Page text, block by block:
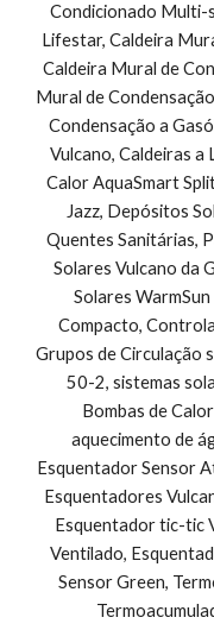
Condicionado Multi-
Lifestar, Caldeira
Caldeira Mural de
Mural de
Condensação a
Vulcano, Caldeiras a
Calor AquaSmart
Jazz, Depósitos
Quentes Sanitárias,
Solares Vulcano da
Solares
Compacto,
Grupos de Circulação
50-2, sistemas
Bombas de
aquecimento de
Esquentador Sensor
Esquentadores
Esquentador tic-tic
Ventilado,
Sensor Green,